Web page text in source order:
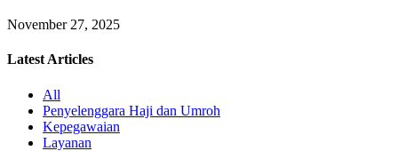
November 27, 2025
Latest Articles
All
Penyelenggara Haji dan Umroh
Kepegawaian
Layanan